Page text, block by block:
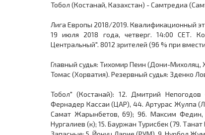
Тобол (Костанай, Казахстан) - Самтредиа
Лига Европы 2018/2019. Квалификационный
19 июля 2018 года, четверг. 14:00 СЕТ.
Центральный". 8012 зрителей (96 % при
Главный судья: Тихомир Пеин (Дони-Михоляц,
Томас (Хорватия). Резервный судья: Зденко
Тобол" (Костанай): 12. Дмитрий
Фернадер Кассаи (ЦАР), 44. Артурас Жулпа
Самат Жарынбетов, 69); 96. Максим Федин,
Нургалиев (к); 15. Бауржан Турисбек (79. Танат